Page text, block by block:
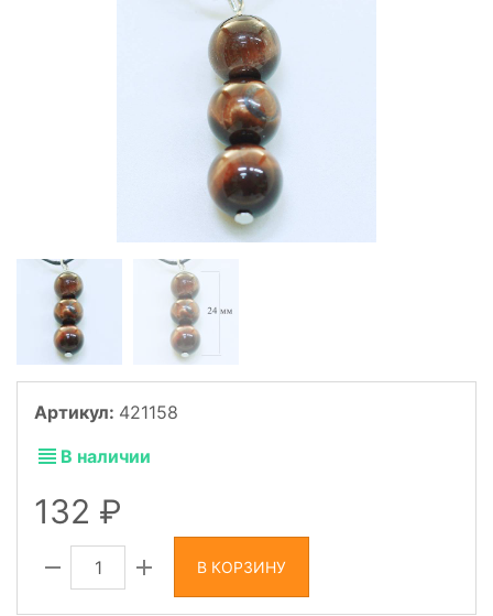
Артикул: 421158
В наличии
132
В КОРЗИНУ